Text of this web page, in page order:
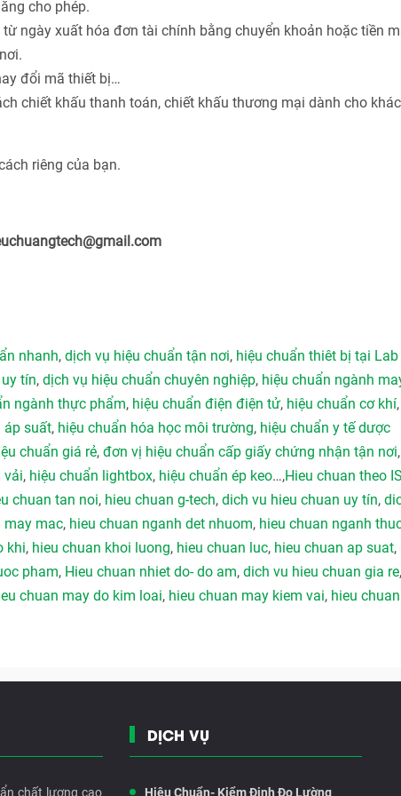
cho phép.
ngày xuất hóa đơn tài chính bằng chuyển khoản hoặc tiền
đổi mã thiết bị…
chiết khấu thanh toán, chiết khấu thương mại dành cho
riêng của bạn.
nhanh, dịch vụ hiệu chuẩn tận nơi, hiệu chuẩn thiêt bị tại Lab
tín, dịch vụ hiệu chuẩn chuyên nghiệp, hiệu chuẩn ngành
ngành thực phẩm, hiệu chuẩn điện điện tử, hiệu chuẩn cơ khí,
áp suất, hiệu chuẩn hóa học môi trường, hiệu chuẩn y tế dược
chuẩn giá rẻ, đơn vị hiệu chuẩn cấp giấy chứng nhận tận nơi,
vải, hiệu chuẩn lightbox, hiệu chuẩn ép keo…,Hieu chuan theo
chuan tan noi, hieu chuan g-tech, dich vu hieu chuan uy tín,
may mac, hieu chuan nganh det nhuom, hieu chuan nganh
khi, hieu chuan khoi luong, hieu chuan luc, hieu chuan ap suat,
pham, Hieu chuan nhiet do- do am, dich vu hieu chuan gia re,
chuan may do kim loai, hieu chuan may kiem vai, hieu chuan
chất lượng cao
DỊCH VỤ
Hiệu Chuẩn- Kiểm Định Đo Lường